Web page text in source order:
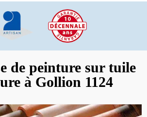
de peinture sur tuile
à Gollion 1124